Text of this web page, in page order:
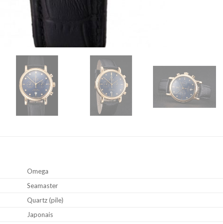
Omega
Seamaster
Quartz (pile)
Japonais